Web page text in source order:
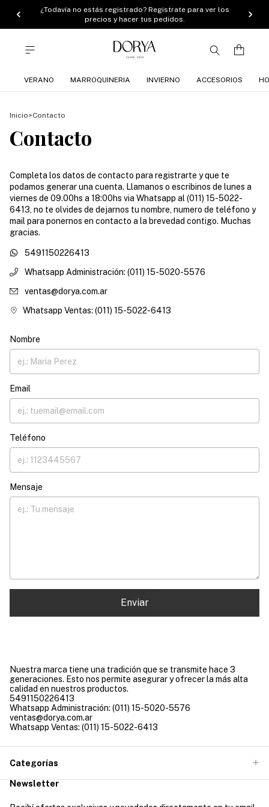
registrado? Registrate para ver los
y hacer tus pedidos.
Nueva
VERANO MARROQUINERIA INVIERNO ACCESORIOS
Inicio>Contacto
Contacto
Completa los datos de contacto para registrarte y que te
podamos generar una cuenta. Llamanos o escribinos de lunes a
viernes de 09.00hs a 18:00hs via Whatsapp al (011) 15-5022-
6413, no te olvides de dejarnos tu nombre, numero de teléfono y
mail para ponernos en contacto a la brevedad contigo. Muchas
gracias.
5491150226413
Whatsapp Administración: (011) 15-5020-5576
ventas@dorya.com.ar
Whatsapp Ventas: (011) 15-5022-6413
Nombre
Email
Teléfono
Mensaje
Enviar
Nuestra marca tiene una tradición que se transmite hace 3
generaciones. Esto nos permite asegurar y ofrecer la más alta
calidad en nuestros productos.
5491150226413
Whatsapp Administración: (011) 15-5020-5576
ventas@dorya.com.ar
Whatsapp Ventas: (011) 15-5022-6413
Categorías
Newsletter